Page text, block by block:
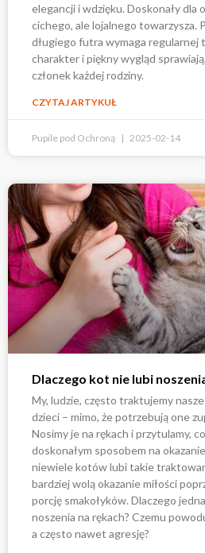
elegancji i wdzięku. Doskonały dla
cichego, ale lojalnego towarzysza.
długiego futra wymaga regularnej
charakter i piękny wygląd
członek każdej rodziny.
CZYTAJ ARTYKUŁ
Pupile pod Ochroną 2025-02-14
Dlaczego kot nie lubi
My, ludzie, często traktujemy
dzieci – mimo, że potrzebują one
Nosimy je na rękach i przytulamy,
doskonałym sposobem na
niewiele kotów lubi takie
bardziej wolą okazanie miłości
porcję smakołyków. Dlaczego
noszenia na rękach? Czemu
a często nawet agresję?